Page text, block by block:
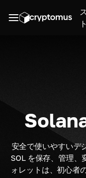
ト
安全で使いやすいデ
SOL を保存、管理
ォレットは、初心者